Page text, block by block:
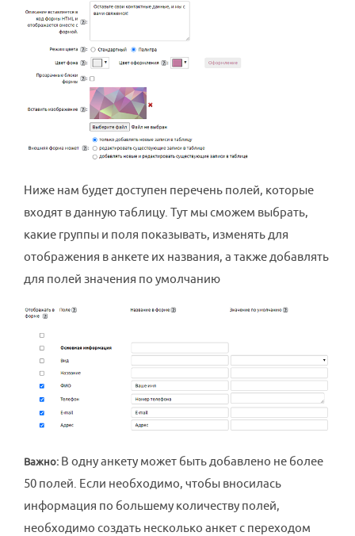
Ниже нам будет доступен перечень полей, которые
входят в данную таблицу. Тут мы сможем выбрать,
какие группы и поля показывать, изменять для
отображения в анкете их названия, а также добавлять
для полей значения по умолчанию
Важно: В одну анкету может быть добавлено не более
50 полей. Если необходимо, чтобы вносилась
информация по большему количеству полей,
необходимо создать несколько анкет с переходом